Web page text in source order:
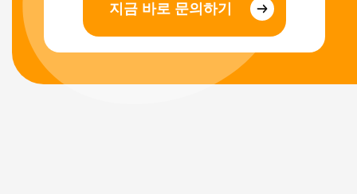
지금 바로 문의하기